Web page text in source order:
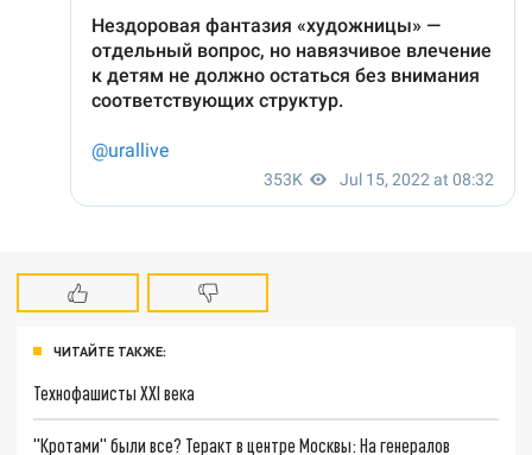
ЧИТАЙТЕ ТАКЖЕ:
Технофашисты XXI века
"Кротами" были все? Теракт в центре Москвы: На генералов